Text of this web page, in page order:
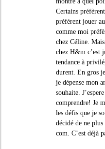
Certains
préfèrent jouer
comme moi
chez Céline.
chez H&m c’est
tendance à
durent. En gros
je dépense mon
souhaite.
comprendre! Je
les défis que je
décidé de ne
com. C’est déjà